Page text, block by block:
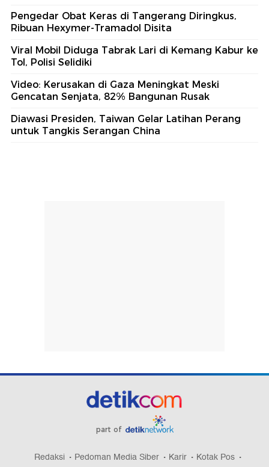
Pengedar Obat Keras di Tangerang Diringkus,
Ribuan Hexymer-Tramadol Disita
Viral Mobil Diduga Tabrak Lari di Kemang Kabur ke
Tol, Polisi Selidiki
Video: Kerusakan di Gaza Meningkat Meski
Gencatan Senjata, 82% Bangunan Rusak
Diawasi Presiden, Taiwan Gelar Latihan Perang
untuk Tangkis Serangan China
part of
Redaksi Pedoman Media Siber Karir
Kotak Pos